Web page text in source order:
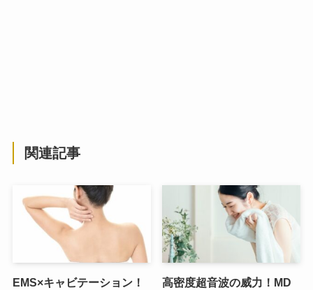
関連記事
EMS×キャビテーション！
高密度超音波の威力！MD